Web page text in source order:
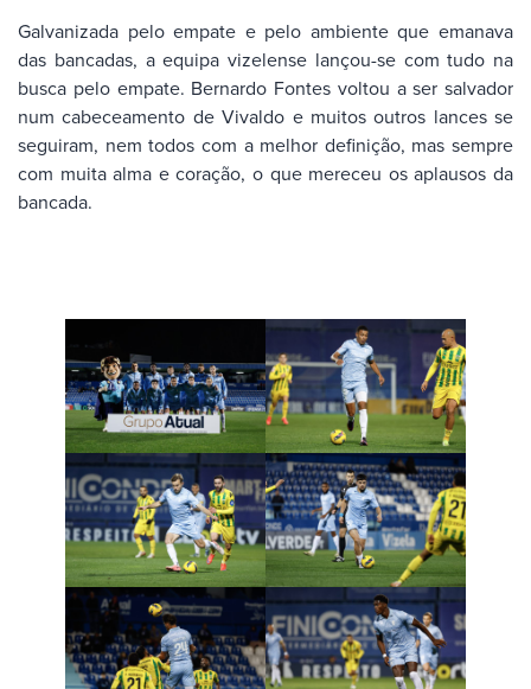
Galvanizada pelo empate e pelo ambiente que emanava
das bancadas, a equipa vizelense lançou-se com tudo na
busca pelo empate. Bernardo Fontes voltou a ser salvador
num cabeceamento de Vivaldo e muitos outros lances se
seguiram, nem todos com a melhor definição, mas sempre
com muita alma e coração, o que mereceu os aplausos da
bancada.